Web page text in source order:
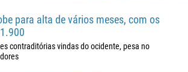
para alta de vários meses, com os
contraditórias vindas do ocidente, pesa no